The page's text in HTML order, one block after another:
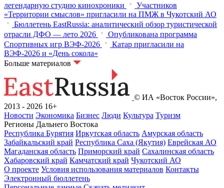
легендарную студию кинохроники
Участников
«Территории смыслов» пригласили на ПМЖ в Чукотский АО
Бюллетень EastRussia: аналитический обзор туристической
отрасли ДФО — лето 2026
Опубликована программа
Спортивных игр ВЭФ-2026
Катар пригласили на
ВЭФ-2026 и «День сокола»
Больше материалов
© ИА «Восток России»,
2013 - 2026 16+
Новости Экономика Бизнес Люди Культура Туризм
Регионы Дальнего Востока
Республика Бурятия Иркутская область Амурская область
Забайкальский край Республика Саха (Якутия) Еврейская АО
Магаданская область Приморский край Сахалинская область
Хабаровский край Камчатский край Чукотский АО
О проекте Условия использования материалов Контакты
Электронный бюллетень